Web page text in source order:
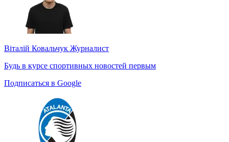
Віталій Ковальчук Журналист
Будь в курсе спортивных новостей первым
Подписаться в Google